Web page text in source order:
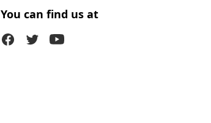
You can find us at
FacebookTwitter (X)Youtube